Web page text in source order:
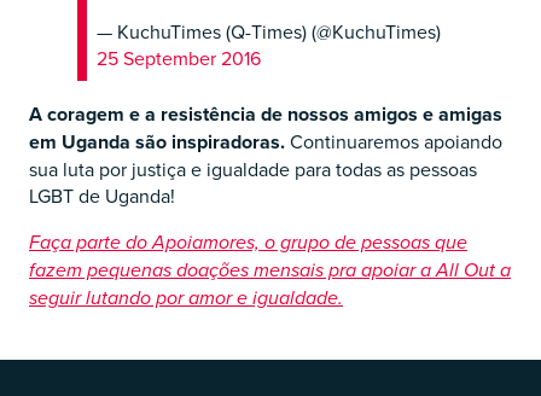
— KuchuTimes (Q-Times) (@KuchuTimes)
25 September 2016
A coragem e a resistência de nossos amigos e amigas
em Uganda são inspiradoras.Continuaremos apoiando
sua luta por justiça e igualdade para todas as pessoas
LGBT de Uganda!
Faça parte do Apoiamores, o grupo de pessoas que
fazem pequenas doações mensais pra apoiar a All Out a
seguir lutando por amor e igualdade.